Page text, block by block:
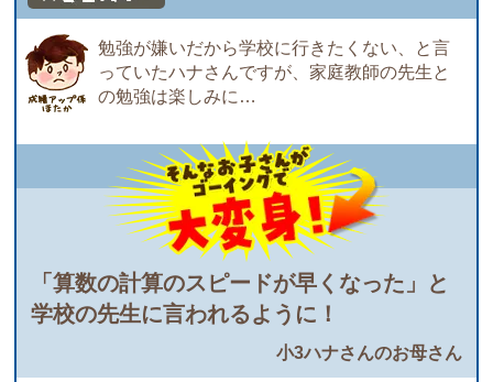
勉強が嫌いだから学校に行きたくない、と言
っていたハナさんですが、家庭教師の先生と
の勉強は楽しみに…
「算数の計算のスピードが早くなった」と
学校の先生に言われるように！
小3ハナさんのお母さん